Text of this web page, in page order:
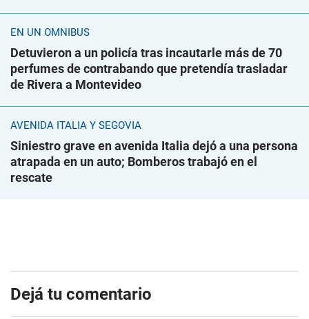
EN UN ÓMNIBUS
Detuvieron a un policía tras incautarle más de 70
perfumes de contrabando que pretendía trasladar
de Rivera a Montevideo
AVENIDA ITALIA Y SEGOVIA
Siniestro grave en avenida Italia dejó a una persona
atrapada en un auto; Bomberos trabajó en el
rescate
Dejá tu comentario